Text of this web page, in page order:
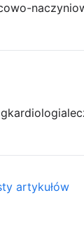
kardiologia
artykułów